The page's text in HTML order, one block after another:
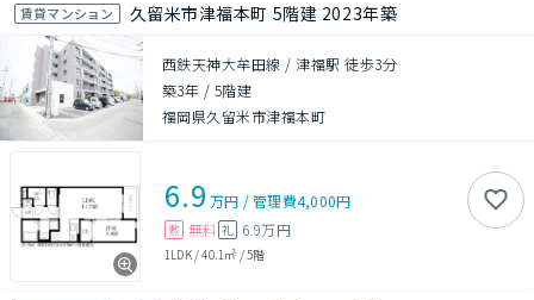
賃貸マンション 久留米市津福本町 5階建 2023年築
西鉄天神大牟田線 / 津福駅 徒歩3分
築3年 / 5階建
福岡県久留米市津福本町
6.9 万円 /管理費4,000円
敷 無料 礼 6.9万円
1LDK/40.1㎡ /5階